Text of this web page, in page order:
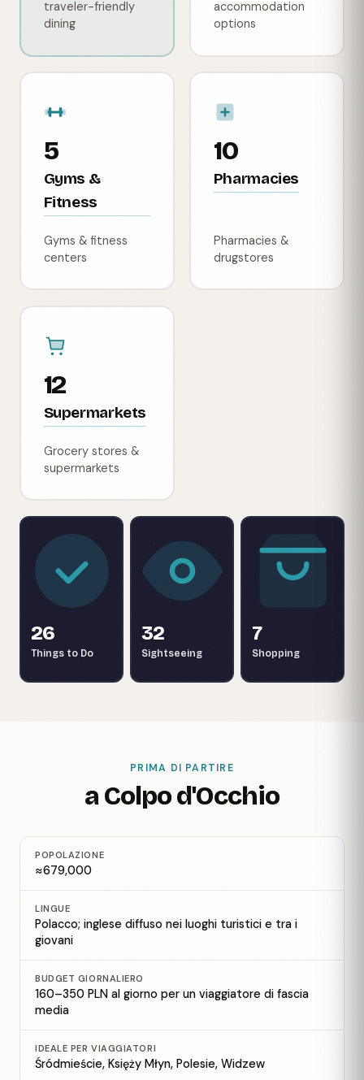
traveler-friendly
dining
accommodation
options
5
Gyms &
Fitness
Gyms & fitness
centers
10
Pharmacies
Pharmacies &
drugstores
12
Supermarkets
Grocery stores &
supermarkets
26
Things to Do
32
Sightseeing
7
Shopping
PRIMA DI PARTIRE
a Colpo d'Occhio
POPOLAZIONE
≈679,000
LINGUE
Polacco; inglese diffuso nei luoghi turistici e tra i
giovani
BUDGET GIORNALIERO
160–350 PLN al giorno per un viaggiatore di fascia
media
IDEALE PER VIAGGIATORI
Śródmieście, Księży Młyn, Polesie, Widzew